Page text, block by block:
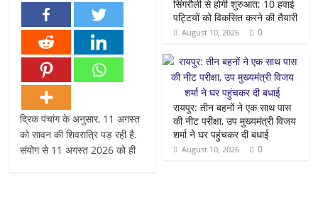
द्रिक पंचांग के अनुसार, 11 अगस्त
को सावन की शिवरात्रि पड़ रही है.
संयोग से 11 अगस्त 2026 को ही
सिंगरौली से होगी शुरुआत; 10 हवाई
पट्टियों को विकसित करने की तैयारी
August 10, 2026 0
रायपुर: तीन बहनों ने एक साथ पास
की नीट परीक्षा, उप मुख्यमंत्री विजय
शर्मा ने घर पहुंचकर दी बधाई
August 10, 2026 0